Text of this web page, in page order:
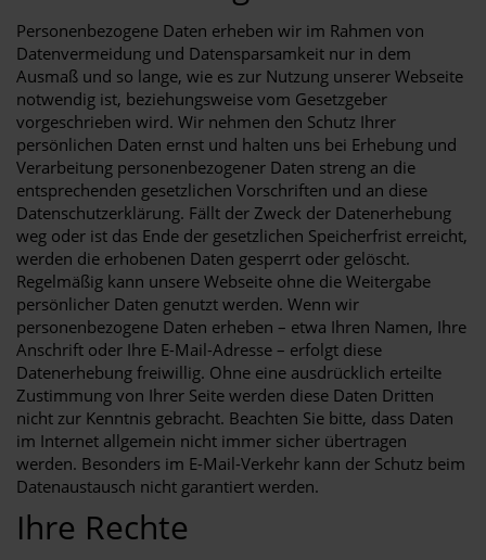
Personenbezogene Daten erheben wir im Rahmen von
Datenvermeidung und Datensparsamkeit nur in dem
Ausmaß und so lange, wie es zur Nutzung unserer Webseite
notwendig ist, beziehungsweise vom Gesetzgeber
vorgeschrieben wird. Wir nehmen den Schutz Ihrer
persönlichen Daten ernst und halten uns bei Erhebung und
Verarbeitung personenbezogener Daten streng an die
entsprechenden gesetzlichen Vorschriften und an diese
Datenschutzerklärung. Fällt der Zweck der Datenerhebung
weg oder ist das Ende der gesetzlichen Speicherfrist erreicht,
werden die erhobenen Daten gesperrt oder gelöscht.
Regelmäßig kann unsere Webseite ohne die Weitergabe
persönlicher Daten genutzt werden. Wenn wir
personenbezogene Daten erheben – etwa Ihren Namen, Ihre
Anschrift oder Ihre E-Mail-Adresse – erfolgt diese
Datenerhebung freiwillig. Ohne eine ausdrücklich erteilte
Zustimmung von Ihrer Seite werden diese Daten Dritten
nicht zur Kenntnis gebracht. Beachten Sie bitte, dass Daten
im Internet allgemein nicht immer sicher übertragen
werden. Besonders im E-Mail-Verkehr kann der Schutz beim
Datenaustausch nicht garantiert werden.
Ihre Rechte